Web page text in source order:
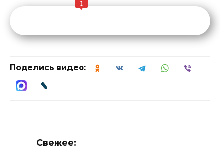
1
Поделись видео:
Свежее: